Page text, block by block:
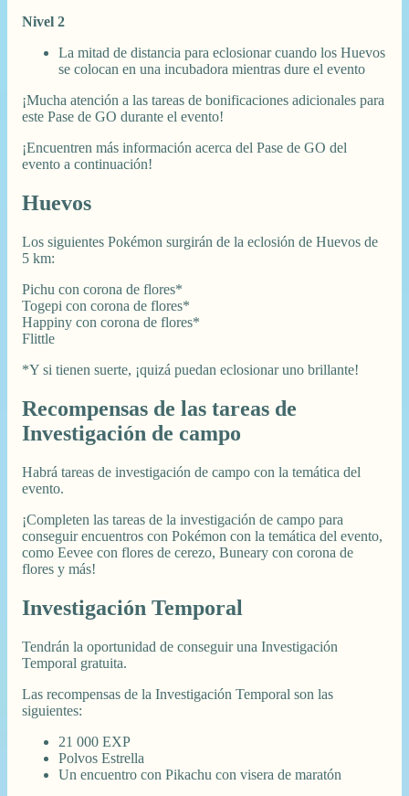
Nivel 2
La mitad de distancia para eclosionar cuando los Huevos
se colocan en una incubadora mientras dure el evento
¡Mucha atención a las tareas de bonificaciones adicionales para
este Pase de GO durante el evento!
¡Encuentren más información acerca del Pase de GO del
evento a continuación!
Huevos
Los siguientes Pokémon surgirán de la eclosión de Huevos de
5 km:
Pichu con corona de flores*
Togepi con corona de flores*
Happiny con corona de flores*
Flittle
*Y si tienen suerte, ¡quizá puedan eclosionar uno brillante!
Recompensas de las tareas de
Investigación de campo
Habrá tareas de investigación de campo con la temática del
evento.
¡Completen las tareas de la investigación de campo para
conseguir encuentros con Pokémon con la temática del evento,
como Eevee con flores de cerezo, Buneary con corona de
flores y más!
Investigación Temporal
Tendrán la oportunidad de conseguir una Investigación
Temporal gratuita.
Las recompensas de la Investigación Temporal son las
siguientes:
21 000 EXP
Polvos Estrella
Un encuentro con Pikachu con visera de maratón